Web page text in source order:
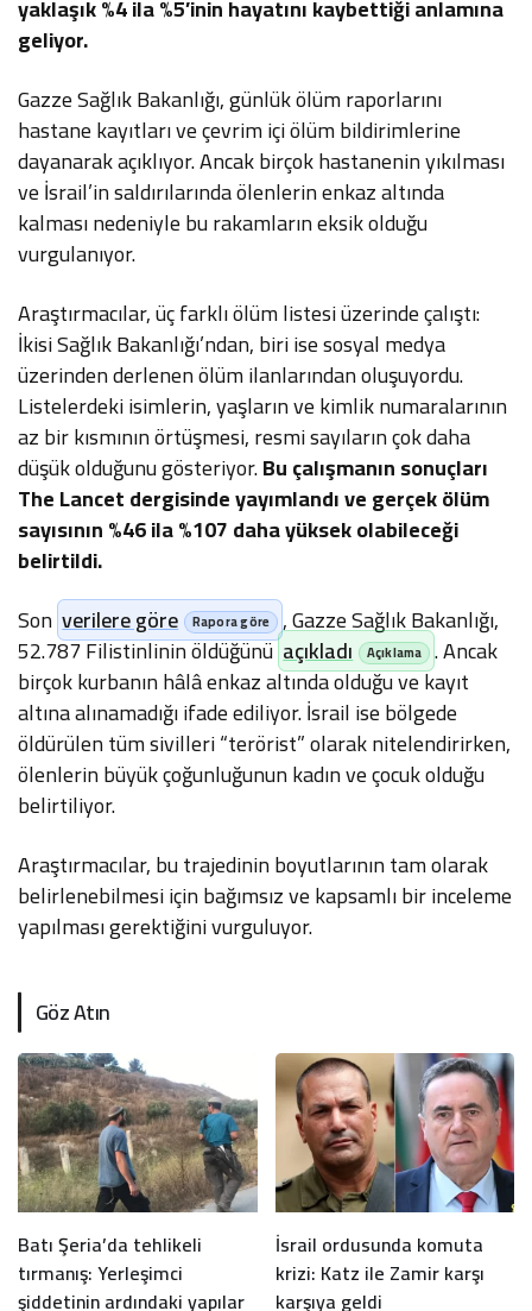
yaklaşık %4 ila %5’inin hayatını kaybettiği anlamına
geliyor.
Gazze Sağlık Bakanlığı, günlük ölüm raporlarını
hastane kayıtları ve çevrim içi ölüm bildirimlerine
dayanarak açıklıyor. Ancak birçok hastanenin yıkılması
ve İsrail’in saldırılarında ölenlerin enkaz altında
kalması nedeniyle bu rakamların eksik olduğu
vurgulanıyor.
Araştırmacılar, üç farklı ölüm listesi üzerinde çalıştı:
İkisi Sağlık Bakanlığı’ndan, biri ise sosyal medya
üzerinden derlenen ölüm ilanlarından oluşuyordu.
Listelerdeki isimlerin, yaşların ve kimlik numaralarının
az bir kısmının örtüşmesi, resmi sayıların çok daha
düşük olduğunu gösteriyor.Bu çalışmanın sonuçları
The Lancet dergisinde yayımlandı ve gerçek ölüm
sayısının %46 ila %107 daha yüksek olabileceği
belirtildi.
Son verilere göre , Gazze Sağlık Bakanlığı,
52.787 Filistinlinin öldüğünüaçıkladı . Ancak
birçok kurbanın hâlâ enkaz altında olduğu ve kayıt
altına alınamadığı ifade ediliyor. İsrail ise bölgede
öldürülen tüm sivilleri “terörist” olarak nitelendirirken,
ölenlerin büyük çoğunluğunun kadın ve çocuk olduğu
belirtiliyor.
Araştırmacılar, bu trajedinin boyutlarının tam olarak
belirlenebilmesi için bağımsız ve kapsamlı bir inceleme
yapılması gerektiğini vurguluyor.
Göz Atın
Batı Şeria’da tehlikeli
tırmanış: Yerleşimci
şiddetinin ardındaki yapılar
İsrail ordusunda komuta
krizi: Katz ile Zamir karşı
karşıya geldi